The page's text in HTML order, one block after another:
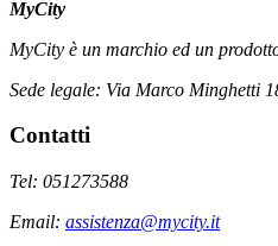
MyCity
MyCity è un marchio ed un
Sede legale: Via Marco Minghetti
Contatti
Tel: 051273588
Email: assistenza@mycity.it